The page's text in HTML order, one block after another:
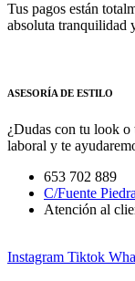
Tus pagos están
absoluta tranquilidad
ASESORÍA DE ESTILO
¿Dudas con tu look
laboral y te
653 702 889
C/Fuente
Atención al
Instagram Tiktok